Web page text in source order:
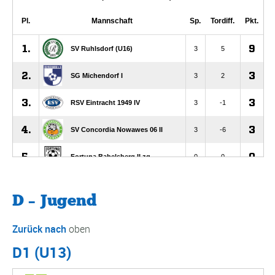
D – Jugend
Zurück nach oben
D1 (U13)